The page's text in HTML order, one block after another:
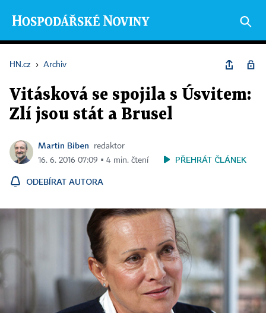
HN.cz › Archiv
Vitásková se spojila s Úsvitem:
Zlí jsou stát a Brusel
Martin Biben
redaktor
16. 6. 2016 07:09 ▪ 4 min. čtení
PŘEHRÁT ČLÁNEK
ODEBÍRAT AUTORA